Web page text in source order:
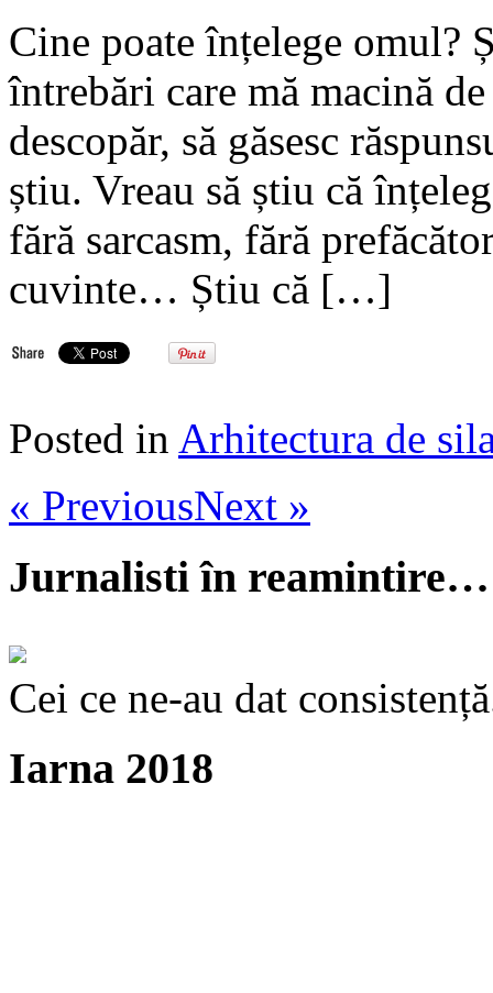
Cine poate înțelege omul?
întrebări care mă macină
descopăr, să găsesc
știu. Vreau să știu că
fără sarcasm, fără
cuvinte… Știu că […]
Posted in Arhitectura de
« PreviousNext »
Jurnalisti în reamintire…
Cei ce ne-au dat
Iarna 2018